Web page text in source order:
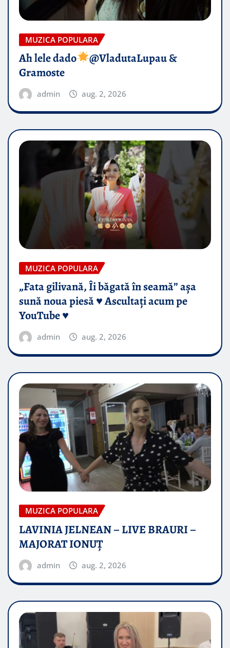
MUZICA POPULARA
Ah lele dado​
@VladutaLupau &
Gramoste
admin aug. 2, 2026
MUZICA POPULARA
„Fata gilivană, Îi băgată în seamă” așa
sună noua piesă ♥️ Ascultați acum pe
YouTube ♥️
admin aug. 2, 2026
MUZICA POPULARA
LAVINIA JELNEAN – LIVE BRAURI –
MAJORAT IONUŢ
admin aug. 2, 2026